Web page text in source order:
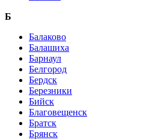
Б
Балаково
Балашиха
Барнаул
Белгород
Бердск
Березники
Бийск
Благовещенск
Братск
Брянск